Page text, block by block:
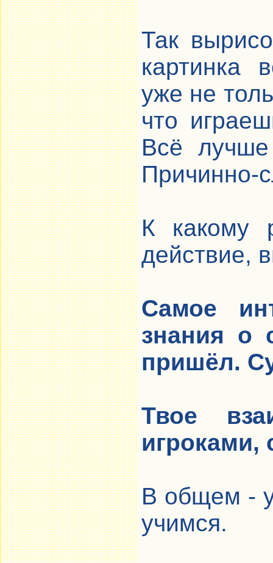
Так
картинка
уже не
что
Всё
Причинно-
К какому
действие,
Самое
знания о
пришёл.
Твое
игроками,
В общем -
учимся.